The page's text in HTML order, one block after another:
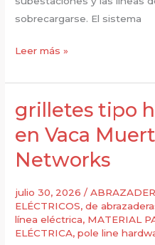
sobrecargarse. El sistema
Pernos
de
acero
en
redes
BESS
Argentina
Leer más »
grilletes tipo
en Vaca
Networks
julio 30, 2026/
ELÉCTRICOS,de
línea eléctrica, MATERIAL
ELÉCTRICA,pole line